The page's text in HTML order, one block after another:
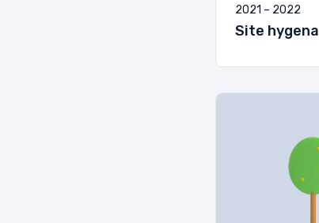
2021 – 2022
Site hygena